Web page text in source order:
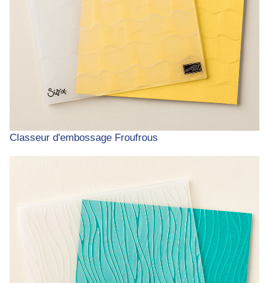
Classeur d'embossage Froufrous